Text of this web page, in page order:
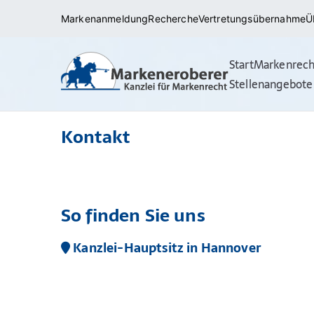
MarkenanmeldungRechercheVertretungsübernahme
Rechtsanwälte/
(internationale
Start
Stellenangebote
Kontakt
So finden Sie uns
Kanzlei-Hauptsitz in Hannover